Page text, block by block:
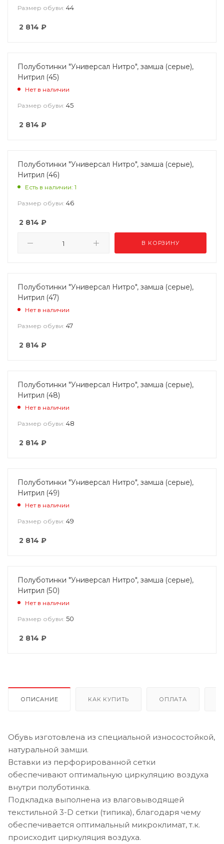
Размер обуви: 44
2 814 ₽
Полуботинки "Универсал Нитро", замша (серые),
Нитрил (45)
Нет в наличии
Размер обуви: 45
2 814 ₽
Полуботинки "Универсал Нитро", замша (серые),
Нитрил (46)
Есть в наличии: 1
Размер обуви: 46
2 814 ₽
В КОРЗИНУ
Полуботинки "Универсал Нитро", замша (серые),
Нитрил (47)
Нет в наличии
Размер обуви: 47
2 814 ₽
Полуботинки "Универсал Нитро", замша (серые),
Нитрил (48)
Нет в наличии
Размер обуви: 48
2 814 ₽
Полуботинки "Универсал Нитро", замша (серые),
Нитрил (49)
Нет в наличии
Размер обуви: 49
2 814 ₽
Полуботинки "Универсал Нитро", замша (серые),
Нитрил (50)
Нет в наличии
Размер обуви: 50
2 814 ₽
ОПИСАНИЕ КАК КУПИТЬ ОПЛАТА
Обувь изготовлена из специальной износостойкой,
натуральной замши.
Вставки из перфорированной сетки
обеспечивают оптимальную циркуляцию воздуха
внутри полуботинка.
Подкладка выполнена из влаговыводящей
текстильной 3-D сетки (типика), благодаря чему
обеспечивается оптимальный микроклимат, т.к.
происходит циркуляция воздуха.